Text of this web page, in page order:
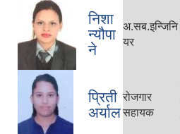
निशा
न्यौपा
ने
अ.सब.इन्जिनि
यर
प्रिती
अर्याल
रोजगार
सहायक